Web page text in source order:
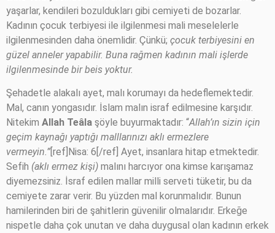
yaşarlar, kendileri bozuldukları gibi cemiyeti de bozarlar.
Kadının çocuk terbiyesi ile ilgilenmesi mali meselelerle
ilgilenmesinden daha önemlidir. Çünkü; çocuk terbiyesini en
güzel anneler yapabilir. Buna rağmen kadının mali işlerde
ilgilenmesinde bir beis yoktur.
Şehadetle alakalı ayet, malı korumayı da hedeflemektedir.
Mal, canın yongasıdır. İslam malın israf edilmesine karşıdır.
Nitekim Allah Teâla şöyle buyurmaktadır: “Allah’ın sizin için
geçim kaynağı yaptığı malllarınızı aklı ermezlere
vermeyin.” [ref]Nisa: 6[/ref] Ayet, insanlara hitap etmektedir.
Sefih (aklı ermez kişi) malını harcıyor ona kimse karışamaz
diyemezsiniz. İsraf edilen mallar milli serveti tüketir, bu da
cemiyete zarar verir. Bu yüzden mal korunmalıdır. Bunun
hamilerinden biri de şahitlerin güvenilir olmalarıdır. Erkeğe
nispetle daha çok unutan ve daha duygusal olan kadının erkek